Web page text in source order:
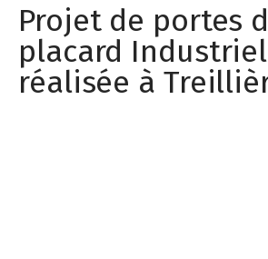
Projet de portes
placard
réalisée à